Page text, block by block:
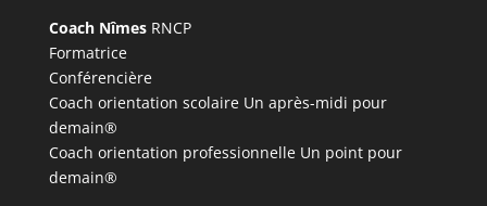
Coach NîmesRNCP
Formatrice
Conférencière
Coach orientation scolaire Un après-midi pour
demain®
Coach orientation professionnelle Un point pour
demain®